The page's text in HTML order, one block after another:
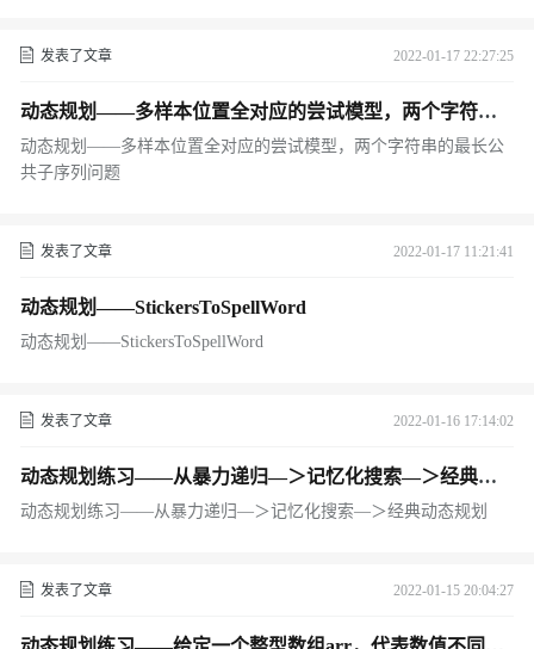
发表了文章 2022-01-17 22:27:25
动态规划——多样本位置全对应的尝试模型，两个字符串
的最长公共子序列问题
动态规划——多样本位置全对应的尝试模型，两个字符串的最长公
共子序列问题
发表了文章 2022-01-17 11:21:41
动态规划——StickersToSpellWord
动态规划——StickersToSpellWord
发表了文章 2022-01-16 17:14:02
动态规划练习——从暴力递归—＞记忆化搜索—＞经典动
态规划
动态规划练习——从暴力递归—＞记忆化搜索—＞经典动态规划
发表了文章 2022-01-15 20:04:27